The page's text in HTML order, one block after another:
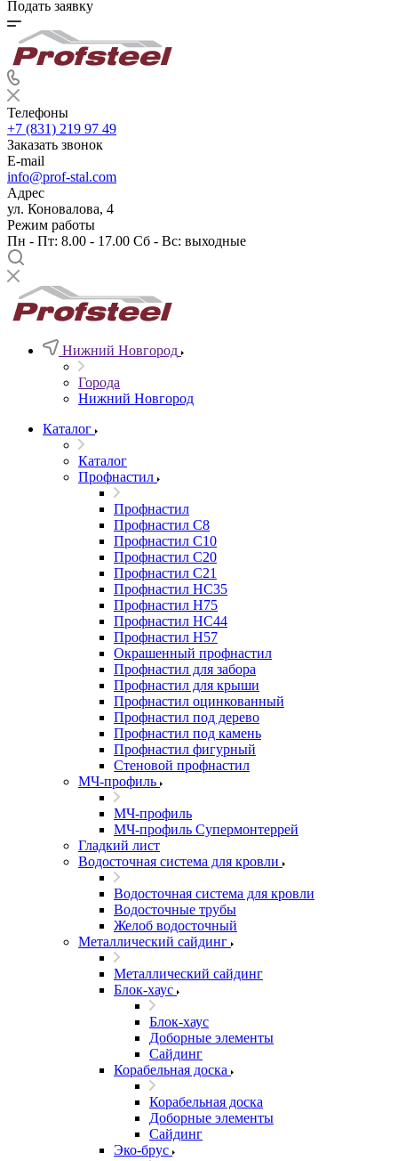
Подать заявку
Телефоны
+7 (831) 219 97 49
Заказать звонок
E-mail
info@prof-stal.com
Адрес
ул. Коновалова, 4
Режим работы
Пн - Пт: 8.00 - 17.00 Сб - Вс: выходные
Нижний Новгород
Города
Нижний Новгород
Каталог
Каталог
Профнастил
Профнастил
Профнастил С8
Профнастил С10
Профнастил С20
Профнастил С21
Профнастил НС35
Профнастил Н75
Профнастил HC44
Профнастил Н57
Окрашенный профнастил
Профнастил для забора
Профнастил для крыши
Профнастил оцинкованный
Профнастил под дерево
Профнастил под камень
Профнастил фигурный
Стеновой профнастил
МЧ-профиль
МЧ-профиль
МЧ-профиль Супермонтеррей
Гладкий лист
Водосточная система для кровли
Водосточная система для кровли
Водосточные трубы
Желоб водосточный
Металлический сайдинг
Металлический сайдинг
Блок-хаус
Блок-хаус
Доборные элементы
Сайдинг
Корабельная доска
Корабельная доска
Доборные элементы
Сайдинг
Эко-брус